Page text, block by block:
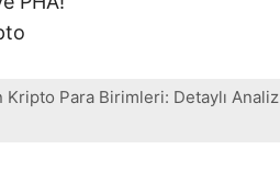
Kripto Para Birimleri: Detaylı Analiz